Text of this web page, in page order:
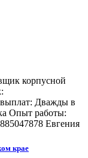
корпусной
Дважды в
Опыт работы:
Евгения
крае